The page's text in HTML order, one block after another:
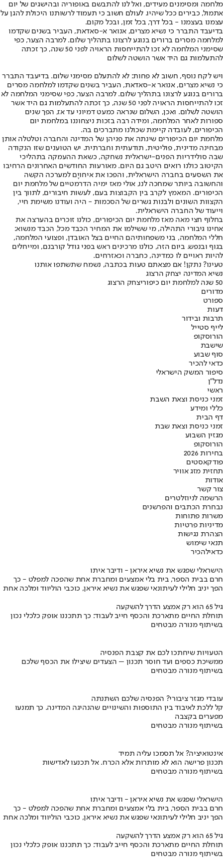
מלחמה ומסימנים מעידים, ואל לנו להתבשם באופוריה ובהישגים של יום
אתמול, כבירים ככל שיהיו. לעולם חשוב כי תעמוד לרשותנו היכולת להגן על
עצמנו בעצמנו - בכל דרך, בכל זמן, ובכל מקום.
בדיעבד התברר כי נשיא מצרים, אנואר א-סאדאת, העביר בשנים שקדמו
למלחמה מסרים ברורים בנוגע לרצונו בתהליך שלום. למרבה הצער, כפי
שסימני המלחמה לא זכו להתייחסות הראויה לפני 50 שנה, כך זכתה
להתעלמות גם היד אשר הושטה לשלום
ויש לקח נוסף, חשוב לא פחות: לא להתעלם מסימני שלום. בדיעבד התברר
כי נשיא מצרים, אנואר א-סאדאת, העביר בשנים שקדמו למלחמה מסרים
ברורים בנוגע לרצונו בתהליך שלום. למרבה הצער, כפי שסימני המלחמה לא
זכו להתייחסות הראויה לפני 50 שנה, כך זכתה להתעלמות גם היד אשר
הושטה לשלום. ואכן, השלום שנראה כמעט דמיוני עד אז, הפך שנים
ספורות לאחר המלחמה, ומידה רבה בזכות ניצחוננו במלחמת יום
הכיפורים, לעובדה קיימת שכולנו מתברכים בה.
מלחמת יום הכיפורים שינתה את פניהן של המדינה והחברה וטלטלה אותן
מבחינה מדינית, פוליטית, תודעתית וחברתית. יש הטוענים שזו הנקודה
שבה סולידריות הפנים-ישראלית נשחקה, כשאת ההעמקה בתהליכי
הקיטוב כולנו רואים היטב גם היום. מאורעות החודשים האחרונים הרחיבו
את השסעים בחברה הישראלית, והפכו את איחויָם למערכה הקשה
והחשובה ביותר שמחכה לנו, אולי מאז ימיה הדרמטיים של מלחמת יום
הכיפורים. המאמץ לקרב בין הקבוצות בעם, לעשות חיבורים, לתווך בין
הקצוות השונים ולבנות גשרים של הסכמות - היה ועודנו משימת חיי,
וייעוד של החברה הישראלית.
בחלוף חצי מאה מאז מלחמת יום הכיפורים, כולנו זוכרים בהערצה את
אחינו גיבורי התהילה, מי ששילמו את המחיר הכבד מכל, הכבד מנשוא:
חללי המלחמה, בני משפחותיהם החיים בצל האובדן, ופצועי המלחמה,
בגוף ובנפש. ביום הזה, כולנו מרכינים ראש בפני גודל קורבנם, ומייחלים
להיות ראויים לו כמדינה, כחברה וכאזרחים.
טעינו? נתקן! אם מצאתם טעות בכתבה, נשמח שתשתפו אותנו
נשיא המדינה יצחק הרצוג
50 שנה למלחמת יום כיפור
יצחק הרצוג
מדורים
ספורט
דעות
תרבות ובידור
לייף סטייל
הורוסקופ
שישבת
סוף שבוע
כדאי להכיר
סיפור המשק הישראלי
נדל"ן
ראשי
זמני כניסת וצאת השבת
כללי ומידע
דף הבית
זמני כניסת וצאת שבת
מגזין השבוע
הורוסקופ
בחירות 2026
פודקאסטים
תחזית מזג אוויר
אודות
צור קשר
הרשמה לניוזלטרים
נבחרת הכתבים והפרשנים
משרות פתוחות
מדיניות פרטיות
הצהרת נגישות
תנאי שימוש
כדאילהכיר
הישראלי שפגש את נשיא איראן - ודיבר איתו
חרם בבית הספר, בית בלי אמצעים ומחברת אחת שהפכה למפלט - כך
הפך יניב חלילי לעיתונאי שפגש את נשיא איראן, כוכבי הוליווד ומלכה אחת
גיל 65 הוא רק אמצע הדרך להשקעה
תוחלת החיים מתארכת והכסף חייב לעבוד: כך תתכננו אופק כלכלי נכון
בשיתוף מנורה מבטחים
הטעויות שיחתכו לכם את קצבת הפנסיה
ממשיכת כספים ועד חוסר תכנון – הצעדים שיצילו את הכסף שלכם
בשיתוף מנורה מבטחים
עובדי מגזר ציבורי? הפנסיה שלכם השתנתה
קל ללכת לאיבוד בין התוספות והשינויים שהנהיגה המדינה. כך תמנעו
מפערים בקצבה
בשיתוף מנורה מבטחים
אינטואיציה? אל תסמכו עליה תמיד
תכנון פרישה הוא לא מותרות אלא הכרח. אל תכנעו לאדישות
בשיתוף מנורה מבטחים
הישראלי שפגש את נשיא איראן - ודיבר איתו
חרם בבית הספר, בית בלי אמצעים ומחברת אחת שהפכה למפלט - כך
הפך יניב חלילי לעיתונאי שפגש את נשיא איראן, כוכבי הוליווד ומלכה אחת
גיל 65 הוא רק אמצע הדרך להשקעה
תוחלת החיים מתארכת והכסף חייב לעבוד: כך תתכננו אופק כלכלי נכון
בשיתוף מנורה מבטחים